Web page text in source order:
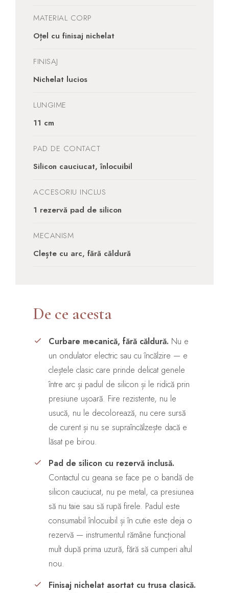
MATERIAL CORP
Oțel cu finisaj nichelat
FINISAJ
Nichelat lucios
LUNGIME
11 cm
PAD DE CONTACT
Silicon cauciucat, înlocuibil
ACCESORIU INCLUS
1 rezervă pad de silicon
MECANISM
Clește cu arc, fără căldură
De ce acesta
Curbare mecanică, fără căldură. Nu e
un ondulator electric sau cu încălzire — e
cleștele clasic care prinde delicat genele
între arc și padul de silicon și le ridică prin
presiune ușoară. Fire rezistente, nu le
usucă, nu le decolorează, nu cere sursă
de curent și nu se supraîncălzește dacă e
lăsat pe birou.
Pad de silicon cu rezervă inclusă.
Contactul cu geana se face pe o bandă de
silicon cauciucat, nu pe metal, ca presiunea
să nu taie sau să rupă firele. Padul este
consumabil înlocuibil și în cutie este deja o
rezervă — instrumentul rămâne funcțional
mult după prima uzură, fără să cumperi altul
nou.
Finisaj nichelat asortat cu trusa clasică.